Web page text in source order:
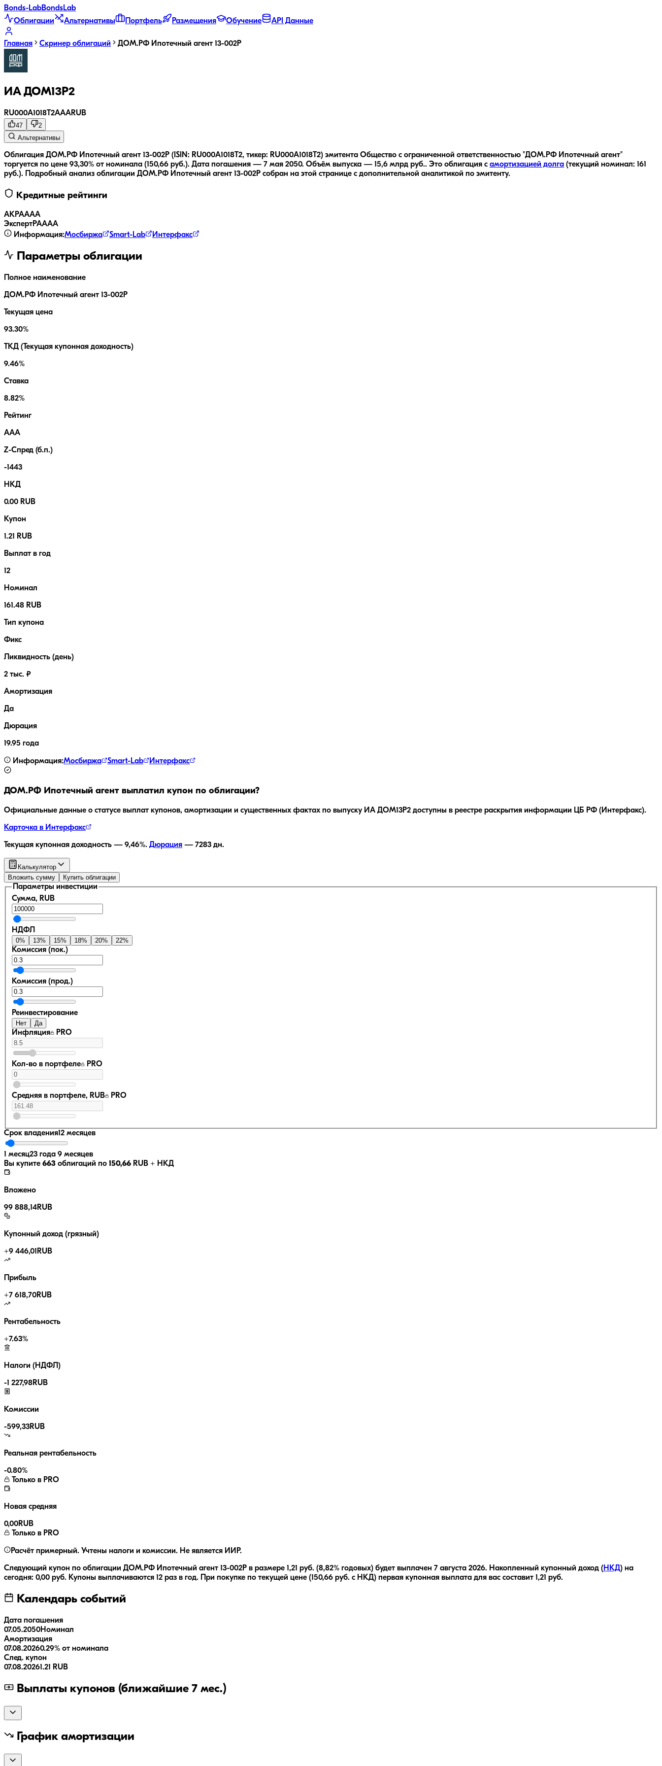
Bonds-LabBondsLab
Облигации
Альтернативы Портфель Размещения Обучение API Данные
Главная Скринер облигаций ДОМ.РФ Ипотечный агент 13-002P
ИА ДОМ13P2
RU000A1018T2AAARUB
47
2
Альтернативы
Облигация ДОМ.РФ Ипотечный агент 13-002P (ISIN: RU000A1018T2, тикер: RU000A1018T2) эмитента Общество с ограниченной ответственностью "ДОМ.РФ Ипотечный агент"
торгуется по цене 93,30% от номинала (150,66 руб.). Дата погашения — 7 мая 2050. Объём выпуска — 15,6 млрд руб.. Это облигация с амортизацией долга (текущий номинал: 161
руб.). Подробный анализ облигации ДОМ.РФ Ипотечный агент 13-002P собран на этой странице с дополнительной аналитикой по эмитенту.
Кредитные рейтинги
АКРАAAA
ЭкспертРАAAA
Информация:Мосбиржа Smart-Lab Интерфакс
Параметры облигации
Полное наименование
ДОМ.РФ Ипотечный агент 13-002P
Текущая цена
93.30%
ТКД (Текущая купонная доходность)
9.46%
Ставка
8.82%
Рейтинг
AAA
Z-Спред (б.п.)
-1443
НКД
0.00 RUB
Купон
1.21 RUB
Выплат в год
12
Номинал
161.48 RUB
Тип купона
Фикс
Ликвидность (день)
2 тыс. ₽
Амортизация
Да
Дюрация
19.95 года
Информация:Мосбиржа Smart-Lab Интерфакс
ДОМ.РФ Ипотечный агент выплатил купон по облигации?
Официальные данные о статусе выплат купонов, амортизации и существенных фактах по выпуску ИА ДОМ13P2 доступны в реестре раскрытия информации ЦБ РФ (Интерфакс).
Карточка в Интерфакс
Текущая купонная доходность — 9,46%. Дюрация — 7283 дн.
Калькулятор
Вложить сумму
Купить облигации
Параметры инвестиции
Сумма, RUB
НДФЛ
0% 13% 15% 18% 20% 22%
Комиссия (пок.)
Комиссия (прод.)
Реинвестирование
Нет Да
Инфляция PRO
Кол-во в портфеле PRO
Средняя в портфеле, RUB PRO
Срок владения12 месяцев
1 месяц23 года 9 месяцев
Вы купите 663 облигаций по 150,66 RUB + НКД
Вложено
99 888,14RUB
Купонный доход (грязный)
+9 446,01 RUB
Прибыль
+7 618,70RUB
Рентабельность
+7.63%
Налоги (НДФЛ)
-1 227,98RUB
Комиссии
-599,33RUB
Реальная рентабельность
-0.80%
Только в PRO
Новая средняя
0,00RUB
Только в PRO
Расчёт примерный. Учтены налоги и комиссии. Не является ИИР.
Следующий купон по облигации ДОМ.РФ Ипотечный агент 13-002P в размере 1,21 руб. (8,82% годовых) будет выплачен 7 августа 2026. Накопленный купонный доход ( НКД) на
сегодня: 0,00 руб. Купоны выплачиваются 12 раз в год. При покупке по текущей цене (150,66 руб. с НКД) первая купонная выплата для вас составит 1,21 руб.
Календарь событий
Дата погашения
07.05.2050Номинал
Амортизация
07.08.20260.29% от номинала
След. купон
07.08.20261.21 RUB
Выплаты купонов (ближайшие 7 мес.)
График амортизации